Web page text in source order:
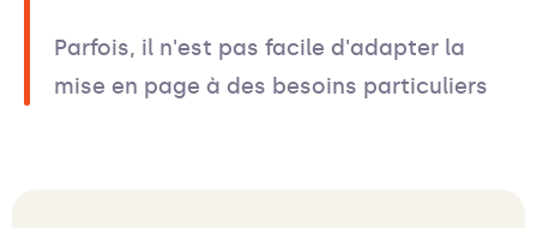
Parfois, il n'est pas facile d'adapter la
mise en page à des besoins particuliers